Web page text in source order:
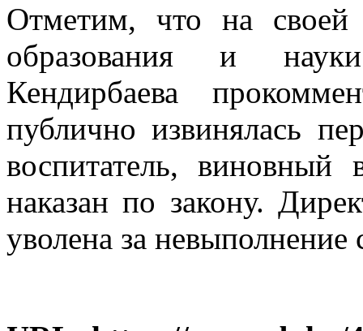
Отметим, что на своей
образования и
Кендирбаева
публично извинялась
воспитатель,
наказан по закону.
уволена за невыполнение